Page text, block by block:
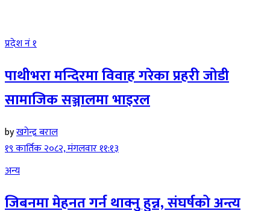
प्रदेश नं १
पाथीभरा मन्दिरमा विवाह गरेका प्रहरी जोडी
सामाजिक सञ्जालमा भाइरल
byखगेन्द्र बराल
१९ कार्तिक २०८२, मंगलवार ११:१३
अन्य
जिबनमा मेहनत गर्न थाक्नु हुन्न, संघर्षको अन्त्य